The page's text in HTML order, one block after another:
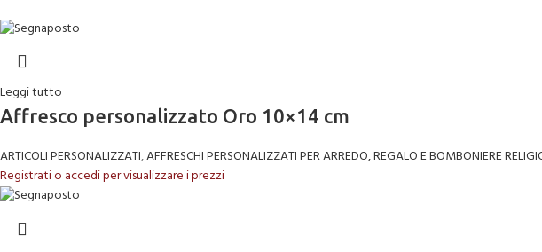
Leggi tutto
Affresco personalizzato Oro 10×14 cm
ARTICOLI PERSONALIZZATI,AFFRESCHI PERSONALIZZATI PER ARREDO, REGALO E BOMBONIERE
Registrati o accedi per visualizzare i prezzi